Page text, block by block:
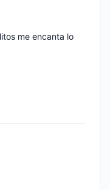
me encanta lo